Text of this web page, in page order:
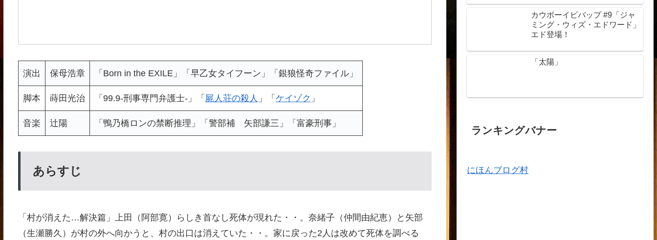
演出 保母浩章 「Born in the EXILE」「早乙女タイフーン」「銀狼怪奇ファイル」
脚本 蒔田光治 「99.9-刑事専門弁護士-」「 屍人荘の殺人 」「 ケイゾク 」
音楽 辻陽 「鴨乃橋ロンの禁断推理」「警部補 矢部謙三」「富豪刑事」
あらすじ
「村が消えた…解決篇」上田（阿部寛）らしき首なし死体が現れた・・。奈緒子（仲間由紀恵）と矢部
（生瀬勝久）が村の外へ向かうと、村の出口は消えていた・・。家に戻った2人は改めて死体を調べる
カウボーイビバップ #9「ジャ
ミング・ウィズ・エドワード」
エド登場！
「太陽」
ランキングバナー
にほんブログ村